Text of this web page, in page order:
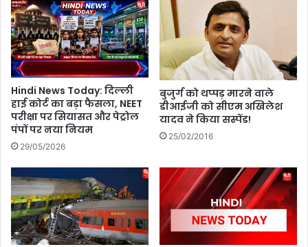
न
खि
ला
फ
भा
र
त
का
ए
क
औ
ए
क्श
न
,
शो
b
o
o
k
S
c
a
l
g
M
o
u
n
t
U
Hindi News Today: दिल्ली
हाई कोर्ट का बड़ा फैसला, NEET
परीक्षा पर सियासत और पेट्रोल
पंपों पर नया नियम
29/05/2026
बुजुर्ग को थप्पड़ मारने वाले
डीआईजी को सीएम अखिलेश
यादव ने किया सस्पेंड!
25/02/2016